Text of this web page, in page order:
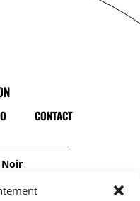
CONTACT
Noir
est